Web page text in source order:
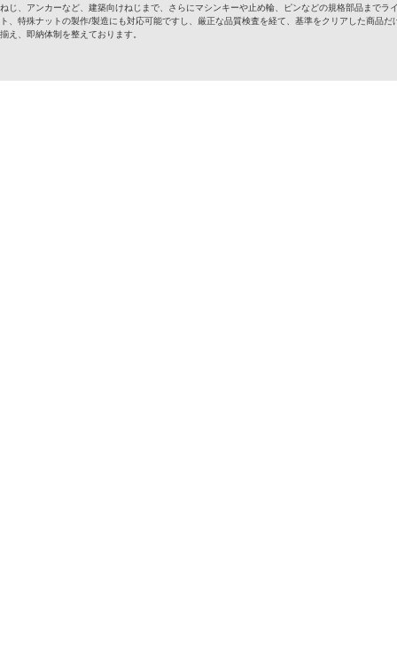
ねじ、アンカーなど、建築向けねじまで、さらにマシンキーや止め輪、ピンなどの規格部品まで
ト、特殊ナットの製作/製造にも対応可能ですし、厳正な品質検査を経て、基準をクリアした商品
揃え、即納体制を整えております。